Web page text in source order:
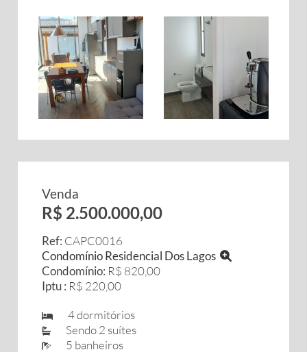
Venda
R$ 2.500.000,00
Ref: CAPC0016
Condomínio Residencial Dos Lagos
Condomínio: R$ 820,00
Iptu : R$ 220,00
4 dormitórios
Sendo 2 suítes
5 banheiros